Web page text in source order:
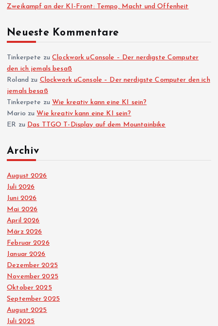
Zweikampf an der KI-Front: Tempo, Macht und Offenheit
Neueste Kommentare
Tinkerpete zuClockwork uConsole – Der nerdigste Computer
den ich jemals besaß
Roland zu Clockwork uConsole – Der nerdigste Computer den ich
jemals besaß
Tinkerpete zu Wie kreativ kann eine KI sein?
Mario zu Wie kreativ kann eine KI sein?
ER zu Das TTGO T-Display auf dem Mountainbike
Archiv
August 2026
Juli 2026
Juni 2026
Mai 2026
April 2026
März 2026
Februar 2026
Januar 2026
Dezember 2025
November 2025
Oktober 2025
September 2025
August 2025
Juli 2025